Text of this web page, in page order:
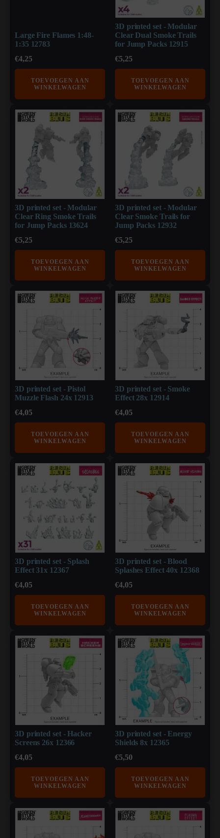
Large Fire Flames 1:48-
1:35 12783
€4,25
TOEVOEGEN AAN
WINKELWAGEN
3D printed set - Modular
Clear Dual Smoke Trails
for Jump Packs 12915
€5,25
TOEVOEGEN AAN
WINKELWAGEN
3D printed set - Modular
Clear Ring Smoke Trails
for Jump Packs 13624
€5,25
TOEVOEGEN AAN
WINKELWAGEN
3D printed set - Modular
Clear Smoke Trails for
Jump Packs 12932
€5,25
TOEVOEGEN AAN
WINKELWAGEN
3D printed set - Pistol
Muzzle Flash 24x 12913
€4,05
TOEVOEGEN AAN
WINKELWAGEN
3D printed set - Smoke
Effect 28x 12914
€4,05
TOEVOEGEN AAN
WINKELWAGEN
3D printed set - Splash
Effect 31x 12367
€4,05
TOEVOEGEN AAN
WINKELWAGEN
3D printed set - Blood
Splashes Effect 40x 12368
€4,05
TOEVOEGEN AAN
WINKELWAGEN
3D printed set - Hacker
Screens 26x 12366
€4,05
TOEVOEGEN AAN
WINKELWAGEN
3D printed set - Energy
Shields 8x 12365
€5,50
TOEVOEGEN AAN
WINKELWAGEN